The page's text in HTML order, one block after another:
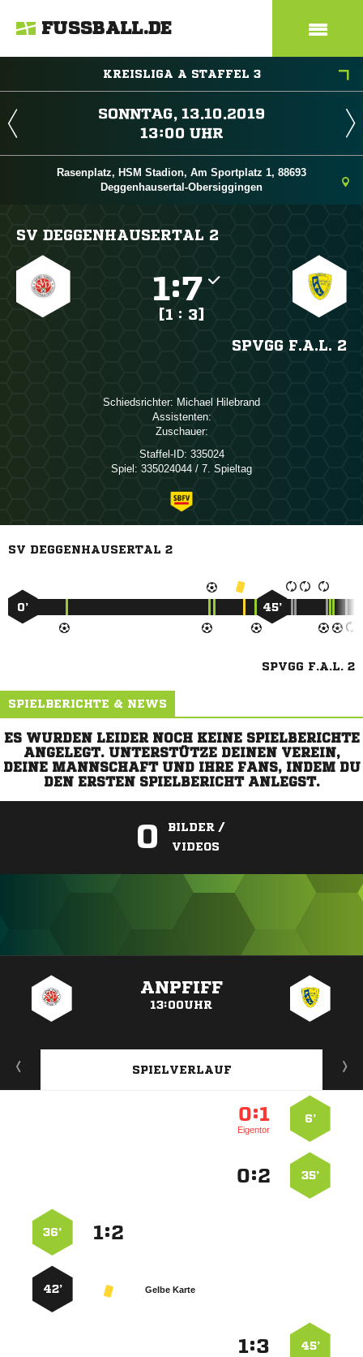
FUSSBALL.DE
KREISLIGA A STAFFEL 3
 
 
Rasenplatz, HSM Stadion, Am Sportplatz 1, 88693
Deggenhausertal-Obersiggingen
SV DEGGENHAUSERTAL 2
:
[1 : 3]
SPVGG F.A.L. 2
Schiedsrichter:  
Assistenten:
Zuschauer:
Staffel-ID: 335024
Spiel: 335024044 / 7. Spieltag
SV DEGGENHAUSERTAL 2
0’ 45’
SPVGG F.A.L. 2
SPIELBERICHTE & NEWS
ES WURDEN LEIDER NOCH KEINE SPIELBERICHTE
ANGELEGT. UNTERSTÜTZE DEINEN VEREIN,
DEINE MANNSCHAFT UND IHRE FANS, INDEM DU
DEN ERSTEN SPIELBERICHT ANLEGST.
0
BILDER /
VIDEOS
ANPFIFF
13:00UHR
SPIELVERLAUF
6’
:
Eigentor
35’
:
:
36’
Gelbe Karte
42’
45’
: